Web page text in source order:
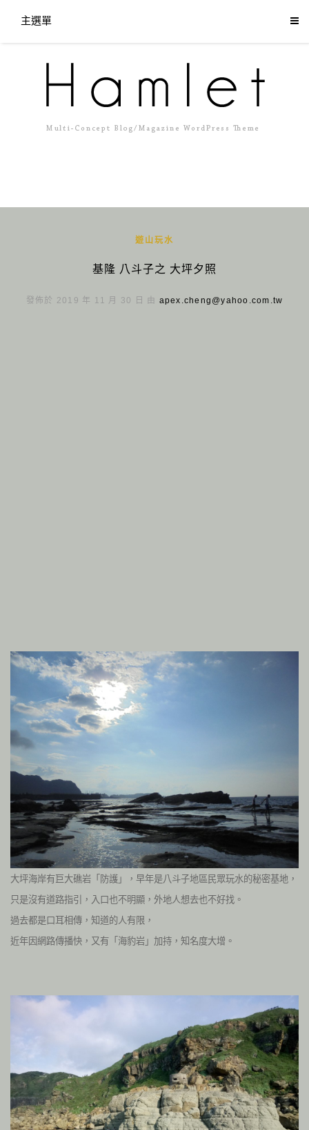
主選單
遊山玩水
基隆 八斗子之 大坪夕照
發佈於 2019 年 11 月 30 日 由 apex.cheng@yahoo.com.tw
大坪海岸有巨大礁岩「防護」，早年是八斗子地區民眾玩水的秘密基地，
只是沒有道路指引，入口也不明顯，外地人想去也不好找。
過去都是口耳相傳，知道的人有限，
近年因網路傳播快，又有「海豹岩」加持，知名度大增。